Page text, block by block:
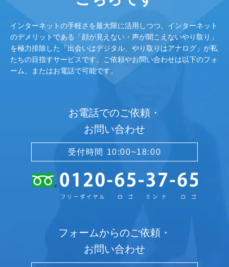
インターネットの手軽さを最大限に活用しつつ、インターネット
のデメリットである「顔が見えない・声が聞こえないやり取り」
を極力排除した「出会いはデジタル、やり取りはアナログ」が私
たちの目指すサービスです。ご依頼やお問い合わせは以下のフォ
ーム、またはお電話で可能です。
お電話でのご依頼・
お問い合わせ
受付時間 10:00~18:00
フォームからのご依頼・
お問い合わせ